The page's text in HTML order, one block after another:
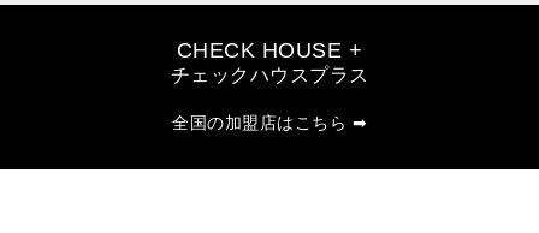
CHECK HOUSE +
チェックハウスプラス
全国の加盟店はこちら ➡